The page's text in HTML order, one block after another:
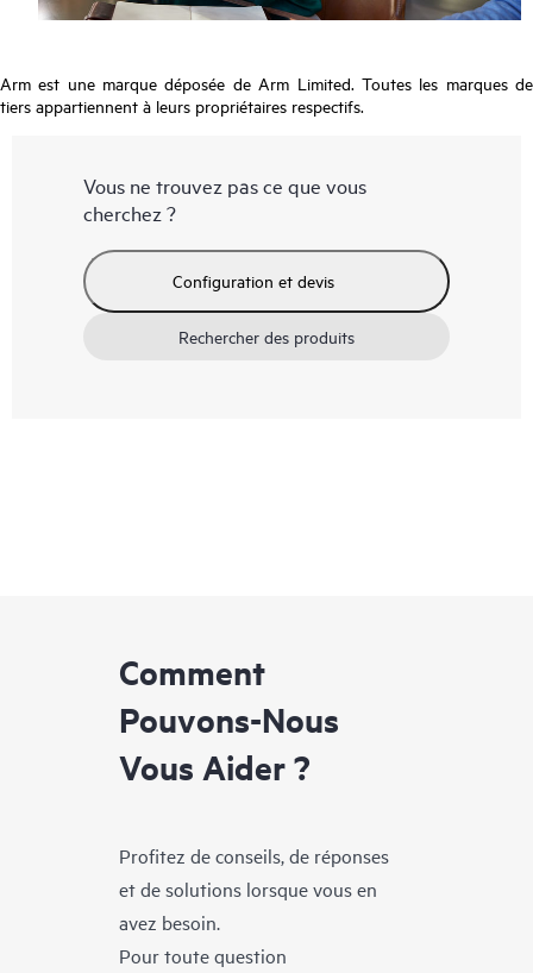
Arm est une marque déposée de Arm Limited. Toutes les marques de
tiers appartiennent à leurs propriétaires respectifs.
Vous ne trouvez pas ce que vous
cherchez ?
Configuration et devis
Rechercher des produits
Comment
Pouvons-Nous
Vous Aider ?
Profitez de conseils, de réponses
et de solutions lorsque vous en
avez besoin.
Pour toute question